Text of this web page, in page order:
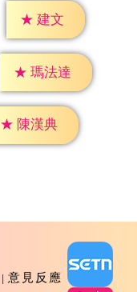
★ 建文
★ 瑪法達
★ 陳漢典
意見反應